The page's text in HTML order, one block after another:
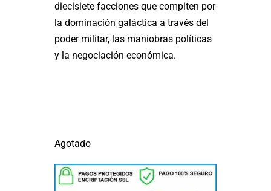
diecisiete facciones que compiten por
la dominación galáctica a través del
poder militar, las maniobras políticas
y la negociación económica.
Agotado